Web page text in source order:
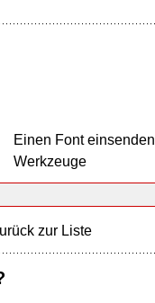
Einen Font einsenden
Werkzeuge
zur Liste